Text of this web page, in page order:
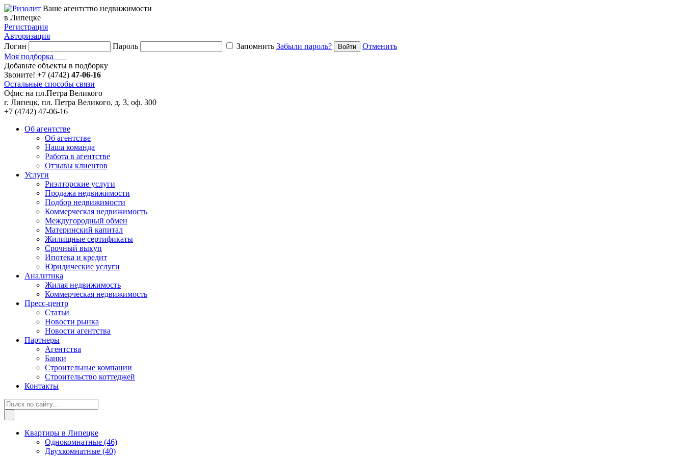
Ваше агентство недвижимости
в Липецке
Регистрация
Авторизация
Логин
Пароль Запомнить Забыли пароль?
Отменить
Моя подборка
Добавьте объекты в подборку
Звоните! +7 (4742) 47-06-16
Остальные способы связи
Офис на пл.Петра Великого
г. Липецк, пл. Петра Великого, д. 3, оф. 300
+7 (4742) 47-06-16
Об агентстве
Об агентстве
Наша команда
Работа в агентстве
Отзывы клиентов
Услуги
Риэлторские услуги
Продажа недвижимости
Подбор недвижимости
Коммерческая недвижимость
Междугородный обмен
Материнский капитал
Жилищные сертификаты
Срочный выкуп
Ипотека и кредит
Юридические услуги
Аналитика
Жилая недвижимость
Коммерческая недвижимость
Пресс-центр
Статьи
Новости рынка
Новости агентства
Партнеры
Агентства
Банки
Строительные компании
Строительство коттеджей
Контакты
Квартиры в Липецке
Однокомнатные (46)
Двухкомнатные (40)